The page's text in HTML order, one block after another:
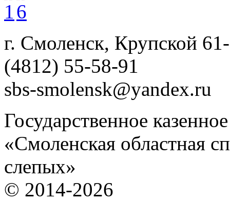
г. Смоленск, Крупской
(4812) 55-58-91
sbs-smolensk@yandex.ru
Государственное
«Смоленская областная
слепых»
© 2014-2026